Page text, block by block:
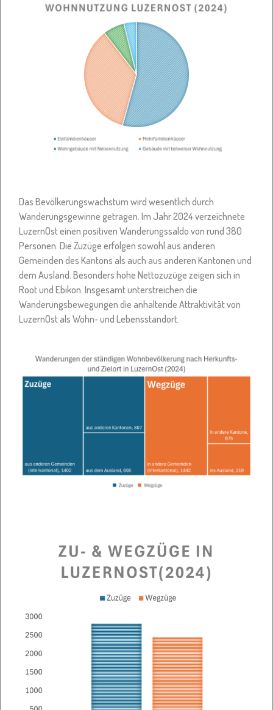
Das Bevölkerungswachstum wird wesentlich durch
Wanderungsgewinne getragen. Im Jahr 2024 verzeichnete
LuzernOst einen positiven Wanderungssaldo von rund 380
Personen. Die Zuzüge erfolgen sowohl aus anderen
Gemeinden des Kantons als auch aus anderen Kantonen und
dem Ausland. Besonders hohe Nettozuzüge zeigen sich in
Root und Ebikon. Insgesamt unterstreichen die
Wanderungsbewegungen die anhaltende Attraktivität von
LuzernOst als Wohn- und Lebensstandort.